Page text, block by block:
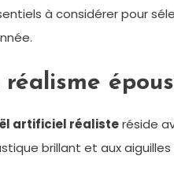
à considérer pour
réalisme
artificiel réalisteréside
brillant et aux